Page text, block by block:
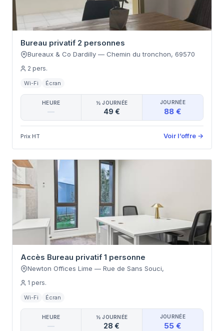
Bureau privatif 2 personnes
Bureaux & Co Dardilly — Chemin du tronchon, 69570
2 pers.
Wi-Fi Écran
HEURE
—
½ JOURNÉE
49 €
JOURNÉE
88 €
Prix HT Voir l’offre →
Accès Bureau privatif 1 personne
Newton Offices Lime — Rue de Sans Souci,
1 pers.
Wi-Fi Écran
HEURE
—
½ JOURNÉE
28 €
JOURNÉE
55 €